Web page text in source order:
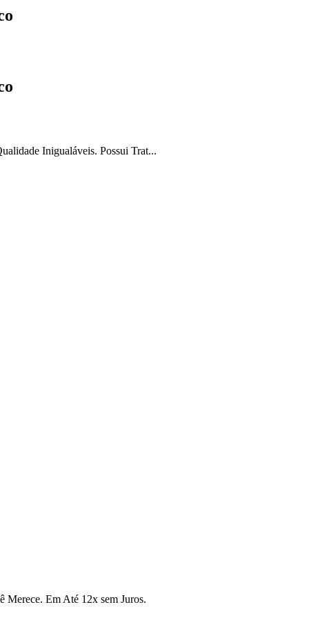
Inigualáveis. Possui Trat...
Merece. Em Até 12x sem Juros.